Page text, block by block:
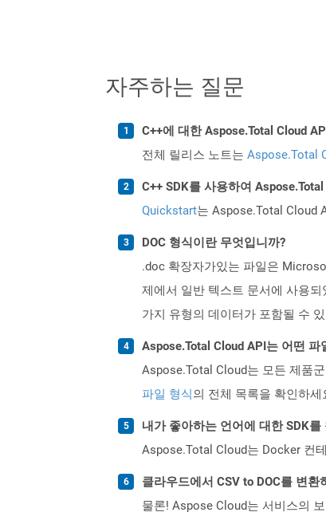
자주하는 질문
C++에 대한 Aspose.Total Cloud
전체 릴리스 노트는 Aspose.Total
C++ SDK를 사용하여
Quickstart는 Aspose.Total Cloud
DOC 형식이란 무엇입니까?
.doc 확장자가있는 파일은
제에서 일반 텍스트 문서에 사용
가지 유형의 데이터가 포함될 수
Aspose.Total Cloud API는 어떤 파
Aspose.Total Cloud는 모든 제품군
파일 형식의 전체 목록을 확인하세
내가 좋아하는 언어에 대한 SDK
Aspose.Total Cloud는 Docker 컨
클라우드에서 CSV to DOC를 변환
물론! Aspose Cloud는 서비스의